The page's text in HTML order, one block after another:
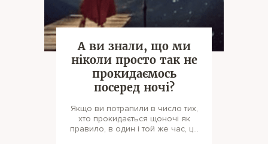
А ви знали, що ми
ніколи просто так не
прокидаємось
посеред ночі?
Якщо ви потрапили в число тих,
хто прокидається щоночі як
правило, в один і той же час, це